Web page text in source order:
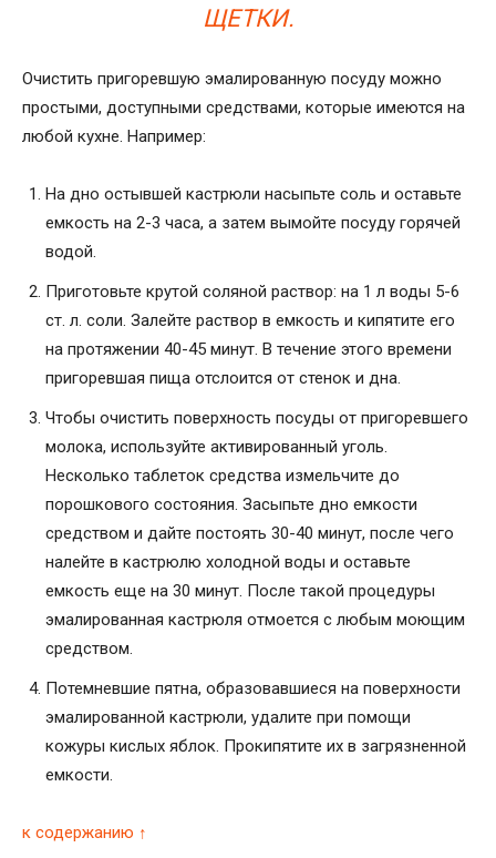
ЩЕТКИ.
Очистить пригоревшую эмалированную посуду можно
простыми, доступными средствами, которые имеются на
любой кухне. Например:
На дно остывшей кастрюли насыпьте соль и оставьте
емкость на 2-3 часа, а затем вымойте посуду горячей
водой.
Приготовьте крутой соляной раствор: на 1 л воды 5-6
ст. л. соли. Залейте раствор в емкость и кипятите его
на протяжении 40-45 минут. В течение этого времени
пригоревшая пища отслоится от стенок и дна.
Чтобы очистить поверхность посуды от пригоревшего
молока, используйте активированный уголь.
Несколько таблеток средства измельчите до
порошкового состояния. Засыпьте дно емкости
средством и дайте постоять 30-40 минут, после чего
налейте в кастрюлю холодной воды и оставьте
емкость еще на 30 минут. После такой процедуры
эмалированная кастрюля отмоется с любым моющим
средством.
Потемневшие пятна, образовавшиеся на поверхности
эмалированной кастрюли, удалите при помощи
кожуры кислых яблок. Прокипятите их в загрязненной
емкости.
к содержанию ↑